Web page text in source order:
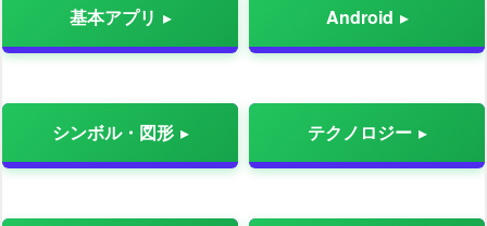
基本アプリ Android
シンボル・図形 テクノロジー